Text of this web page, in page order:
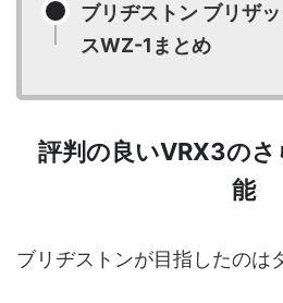
ブリヂストン ブリザ
スWZ-1まとめ
評判の良いVRX3の
能
ブリヂストンが目指したのは